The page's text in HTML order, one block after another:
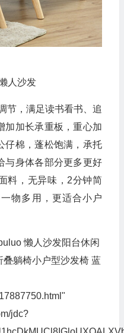
人沙发
节，满足读书看书、追
加加长承重板，重心加
仔棉，蓬松饱满，承托
与身体各部分更多更好
料，无异味，2分钟简
物多用，更适合小户
懒人沙发阳台休闲
躺椅小户型沙发椅 蓝
jdc?